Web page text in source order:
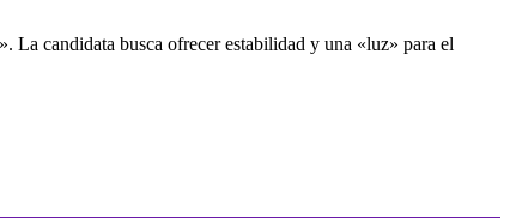
La candidata busca ofrecer estabilidad y una «luz» para el